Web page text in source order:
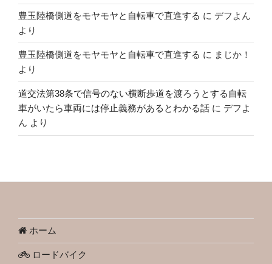
豊玉陸橋側道をモヤモヤと自転車で直進する に デフよん
より
豊玉陸橋側道をモヤモヤと自転車で直進する に まじか！
より
道交法第38条で信号のない横断歩道を渡ろうとする自転
車がいたら車両には停止義務があるとわかる話 に デフよ
ん より
ホーム
ロードバイク